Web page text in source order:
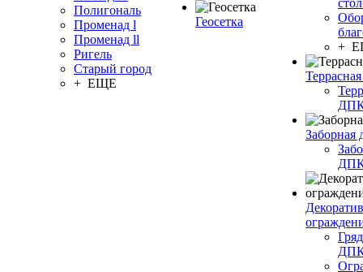
Полигональ
Променад l
Променад ll
Ригель
Старый город
+ ЕЩЕ
Геосетка
+
Заборная